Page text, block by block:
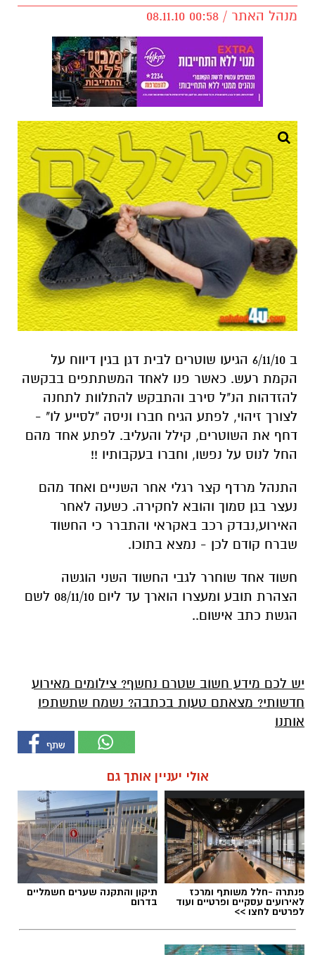
מנהל האתר / 00:58 08.11.10
ב 6/11/10 הגיעו שוטרים לבית דגן בגין דיווח על
הקמת רעש. כאשר פנו לאחד המשתתפים בבקשה
להזדהות הנ"ל סירב והתבקש להתלוות לתחנה
לצורך זיהוי, לפתע הגיח חברו וניסה "לסייע לו" -
דחף את השוטרים, קילל והעליב. לפתע אחד מהם
החל לנוס על נפשו, וחברו בעקבותיו !!
התנהל מרדף קצר רגלי אחר השניים ואחד מהם
נעצר בגן סמוך והובא לחקירה. כשעה לאחר
האירוע,נבדק רכב באקראי והתברר כי החשוד
שברח קודם לכן - נמצא בתוכו.
חשוד אחד שוחרר לגבי החשוד השני הוגשה
הצהרת תובע ומעצרו הוארך עד ליום 08/11/10 לשם
הגשת כתב אישום..
יש לכם מידע חשוב שטרם נחשף? צילומים מאירוע
חדשותי? מצאתם טעות בכתבה? נשמח שתשתפו
אותנו
אולי יעניין אותך גם
פנתרה -חלל משותף ומרכז
לאירועים עסקיים ופרטיים ועוד
לפרטים לחצו >>
תיקון והתקנה שערים חשמליים
בדרום